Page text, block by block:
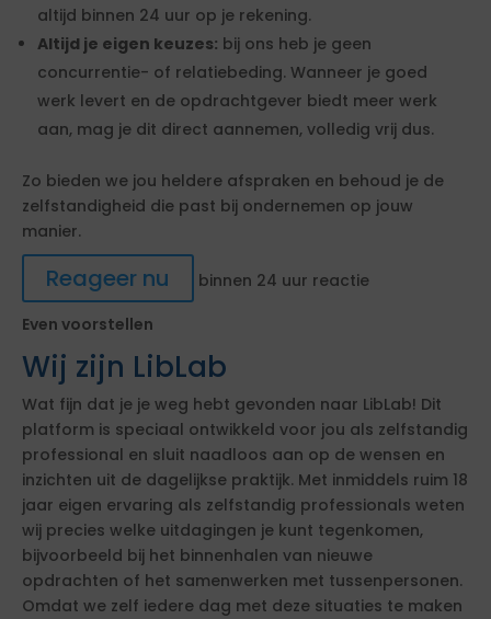
altijd binnen 24 uur op je rekening.
Altijd je eigen keuzes: bij ons heb je geen
concurrentie- of relatiebeding. Wanneer je goed
werk levert en de opdrachtgever biedt meer werk
aan, mag je dit direct aannemen, volledig vrij dus.
Zo bieden we jou heldere afspraken en behoud je de
zelfstandigheid die past bij ondernemen op jouw
manier.
Reageer nu
binnen 24 uur reactie
Even voorstellen
Wij zijn LibLab
Wat fijn dat je je weg hebt gevonden naar LibLab! Dit
platform is speciaal ontwikkeld voor jou als zelfstandig
professional en sluit naadloos aan op de wensen en
inzichten uit de dagelijkse praktijk. Met inmiddels ruim 18
jaar eigen ervaring als zelfstandig professionals weten
wij precies welke uitdagingen je kunt tegenkomen,
bijvoorbeeld bij het binnenhalen van nieuwe
opdrachten of het samenwerken met tussenpersonen.
Omdat we zelf iedere dag met deze situaties te maken